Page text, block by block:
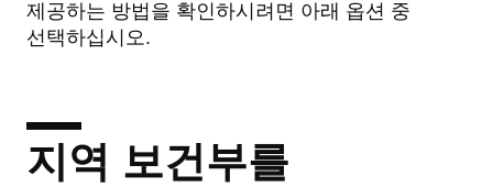
제공하는 방법을 확인하시려면 아래 옵션 중
선택하십시오.
지역 보건부를